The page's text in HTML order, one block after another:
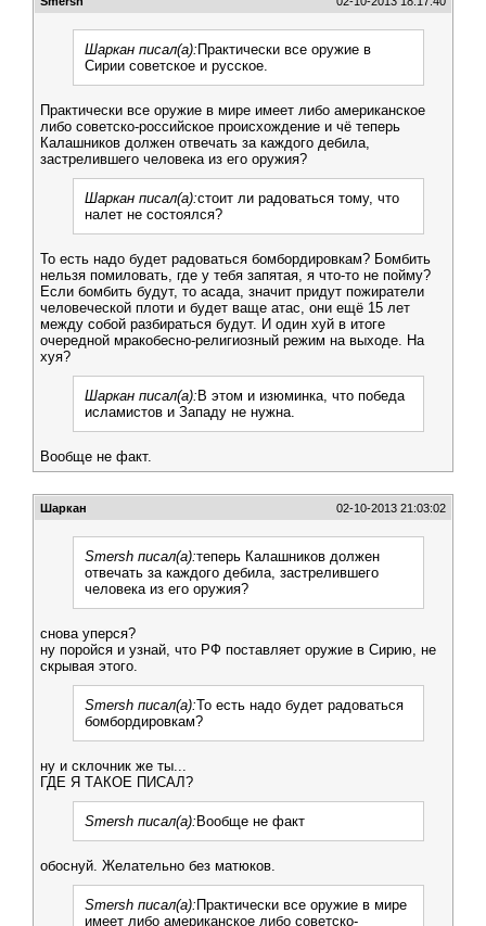
Шаркан писал(а): Практически все оружие в
Сирии советское и русское.
Практически все оружие в мире имеет либо американское
либо советско-российское происхождение и чё теперь
Калашников должен отвечать за каждого дебила,
застрелившего человека из его оружия?
Шаркан писал(а):стоит ли радоваться тому, что
налет не состоялся?
То есть надо будет радоваться бомбордировкам? Бомбить
нельзя помиловать, где у тебя запятая, я что-то не пойму?
Если бомбить будут, то асада, значит придут пожиратели
человеческой плоти и будет ваще атас, они ещё 15 лет
между собой разбираться будут. И один хуй в итоге
очередной мракобесно-религиозный режим на выходе. На
хуя?
Шаркан писал(а): В этом и изюминка, что победа
исламистов и Западу не нужна.
Вообще не факт.
Шаркан 02-10-2013 21:03:02
Smersh писал(а):теперь Калашников должен
отвечать за каждого дебила, застрелившего
человека из его оружия?
снова уперся?
ну поройся и узнай, что РФ поставляет оружие в Сирию, не
скрывая этого.
Smersh писал(а):То есть надо будет радоваться
бомбордировкам?
ну и склочник же ты...
ГДЕ Я ТАКОЕ ПИСАЛ?
Smersh писал(а): Вообще не факт
обоснуй. Желательно без матюков.
Smersh писал(а): Практически все оружие в мире
имеет либо американское либо советско-